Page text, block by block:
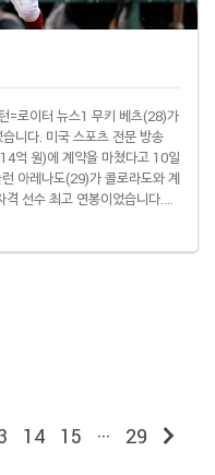
=로이터 뉴스1 무키 베츠(28)가
니다. 미국 스포츠 전문 방송
억 원)에 계약을 마쳤다고 10일
아레나도(29)가 콜로라도와 계
선수 최고 연봉이었습니다.
14 15 ··· 29